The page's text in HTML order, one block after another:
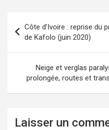
Côte d’Ivoire : reprise du
de Kafolo (juin 2020)
Neige et verglas
prolongée, routes et
Laisser un